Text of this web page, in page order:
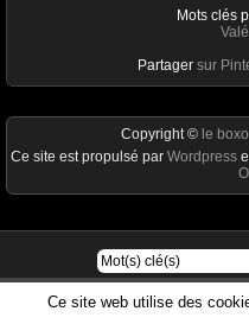
Mots clés
Partager sur
Ce site web utilise des
Copyright © le
Ce site est propulsé par Wordpress